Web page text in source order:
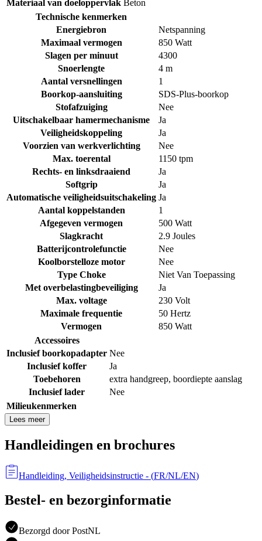
Materiaal van doeloppervlak Beton
Technische kenmerken
Energiebron
Netspanning
Maximaal vermogen
850 Watt
Slagen per minuut
4300
Snoerlengte
4 m
Aantal versnellingen
1
Boorkop-aansluiting
SDS-Plus-boorkop
Stofafzuiging
Nee
Uitschakelbaar hamermechanisme
Ja
Veiligheidskoppeling
Ja
Voorzien van werkverlichting
Nee
Max. toerental
1150 tpm
Rechts- en linksdraaiend
Ja
Softgrip
Ja
Automatische veiligheidsuitschakeling Ja
Aantal koppelstanden
1
Afgegeven vermogen
500 Watt
Slagkracht
2.9 Joules
Batterijcontrolefunctie
Nee
Koolborstelloze motor
Nee
Type Choke
Niet Van Toepassing
Met overbelastingbeveiliging
Ja
Max. voltage
230 Volt
Maximale frequentie
50 Hertz
Vermogen
850 Watt
Accessoires
Inclusief boorkopadapter Nee
Inclusief koffer
Ja
Toebehoren
extra handgreep, boordiepte aanslag
Inclusief lader
Nee
Milieukenmerken
Lees meer
Handleidingen en brochures
Handleiding, Veiligheidsinstructie - (FR/NL/EN)
Bestel- en bezorginformatie
Bezorgd door PostNL